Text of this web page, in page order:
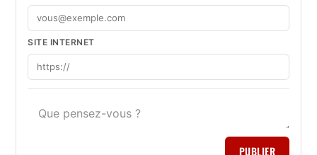
SITE INTERNET
PUBLIER